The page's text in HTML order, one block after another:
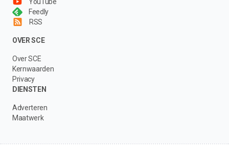
Feedly
RSS
OVER SCE
Over SCE
Kernwaarden
Privacy
DIENSTEN
Adverteren
Maatwerk